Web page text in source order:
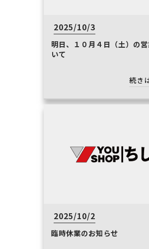
2025/10/3
明日、１０月４日（土）の
いて
続き
2025/10/2
臨時休業のお知らせ